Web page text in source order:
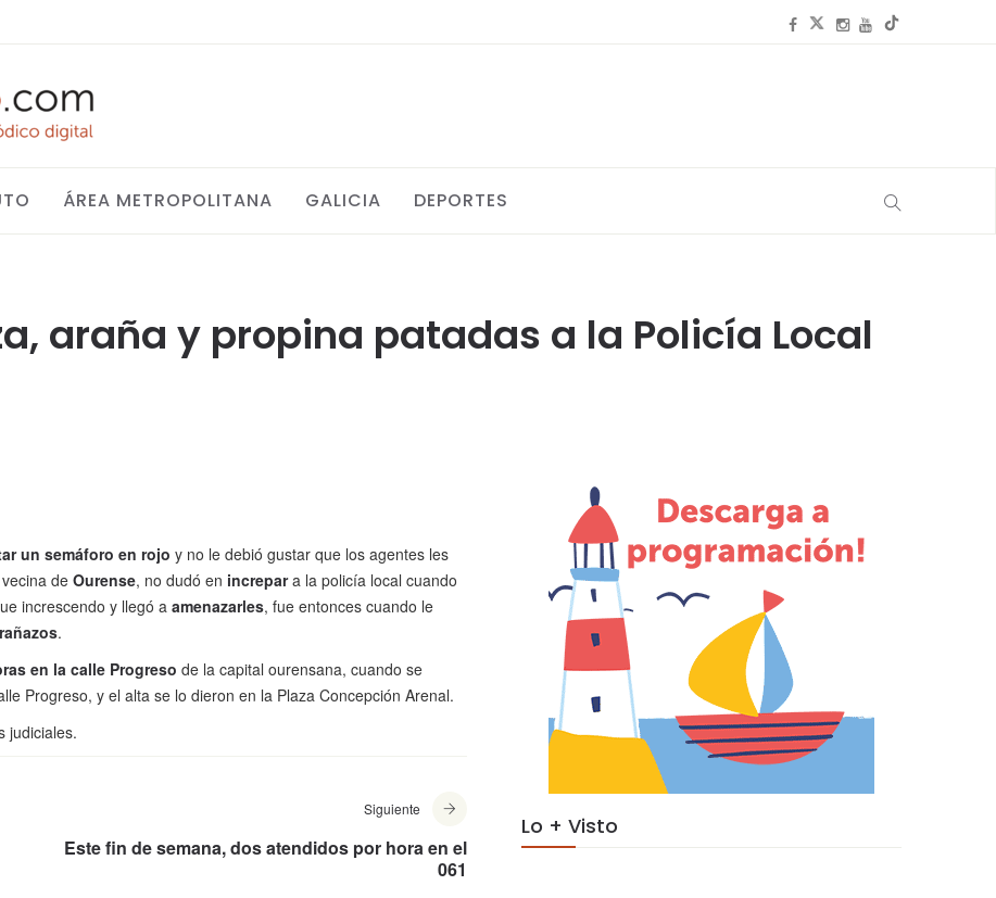
ÁREA METROPOLITANA GALICIA DEPORTES
araña y propina patadas a la Policía Local
un semáforo en rojo y no le debió gustar que los agentes les
de Ourense, no dudó en increpara la policía local cuando
increscendo y llegó a amenazarles, fue entonces cuando le
.
en la calle Progreso de la capital ourensana, cuando se
Progreso, y el alta se lo dieron en la Plaza Concepción Arenal.
judiciales.
Siguiente
Este fin de semana, dos atendidos por hora en el
061
Lo + Visto